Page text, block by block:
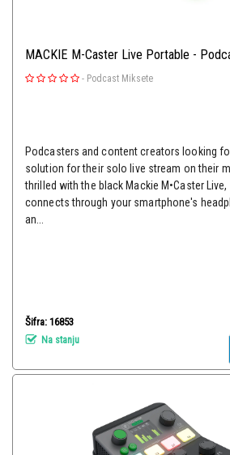
MACKIE M-Caster Live Portable -
- Podcast Miksete
Podcasters and content creators looking
solution for their solo live stream on their
thrilled with the black Mackie M•Caster
connects through your smartphone's
an...
Šifra: 16853
Na stanju